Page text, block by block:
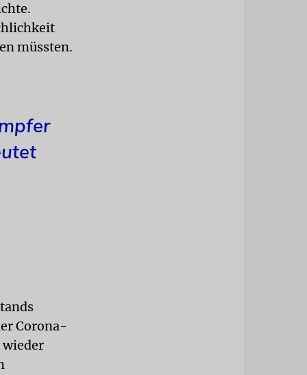
müssten.
Corona-
wieder